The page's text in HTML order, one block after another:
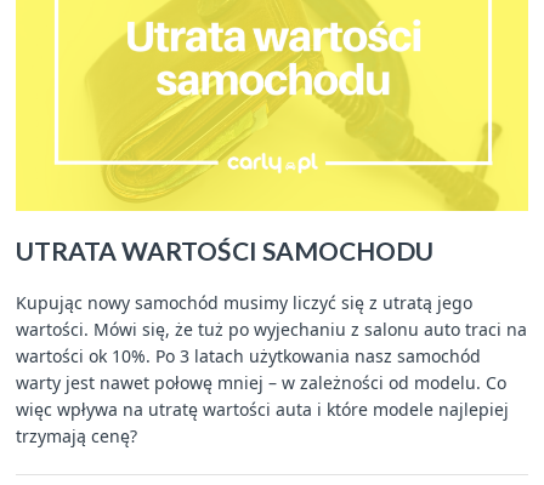
UTRATA WARTOŚCI SAMOCHODU
Kupując nowy samochód musimy liczyć się z utratą jego
wartości. Mówi się, że tuż po wyjechaniu z salonu auto traci na
wartości ok 10%. Po 3 latach użytkowania nasz samochód
warty jest nawet połowę mniej – w zależności od modelu. Co
więc wpływa na utratę wartości auta i które modele najlepiej
trzymają cenę?